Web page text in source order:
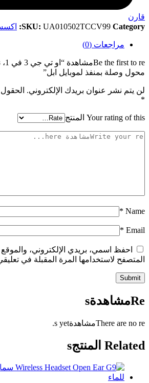
قارن
SKU: UA010502TCCV99 Category:
مراجعات (0)
محول وصلة بمنفذ لموبايل ابل”
لن يتم نشر عنوان بريدك الإلكتروني. الحقول
*
Your rating of this المنتج
Name
*
Email
*
احفظ اسمي، بريدي الإلكتروني، والموقع
المتصفح لاستخدامها المرة المقبلة في
Reمشاهدةs
There are no reمشاهدةs yet.
Related المنتجs